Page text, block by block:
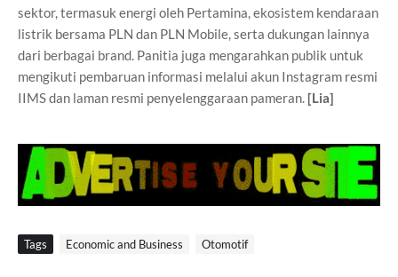
sektor, termasuk energi oleh Pertamina, ekosistem kendaraan
listrik bersama PLN dan PLN Mobile, serta dukungan lainnya
dari berbagai brand. Panitia juga mengarahkan publik untuk
mengikuti pembaruan informasi melalui akun Instagram resmi
IIMS dan laman resmi penyelenggaraan pameran. [Lia]
Tags Economic and Business Otomotif